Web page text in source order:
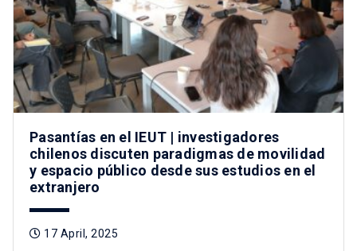
Pasantías en el IEUT | investigadores
chilenos discuten paradigmas de movilidad
y espacio público desde sus estudios en el
extranjero
17 April, 2025